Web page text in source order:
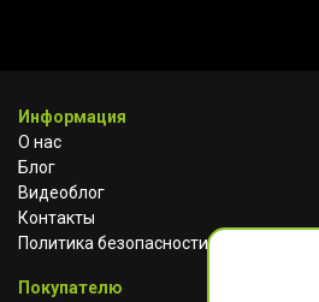
Информация
О нас
Блог
Видеоблог
Контакты
Политика безопасности
Покупателю